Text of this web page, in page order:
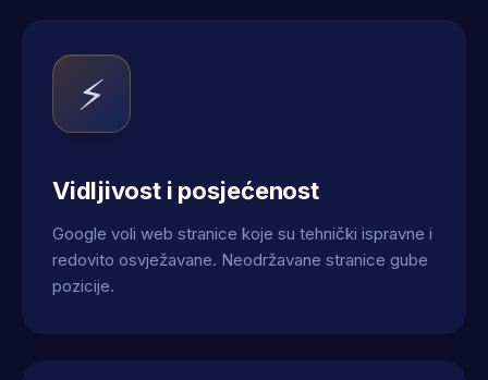
⚡
Vidljivost i posjećenost
Google voli web stranice koje su tehnički ispravne i
redovito osvježavane. Neodržavane stranice gube
pozicije.